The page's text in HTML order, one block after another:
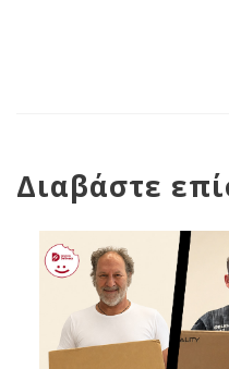
Διαβάστε